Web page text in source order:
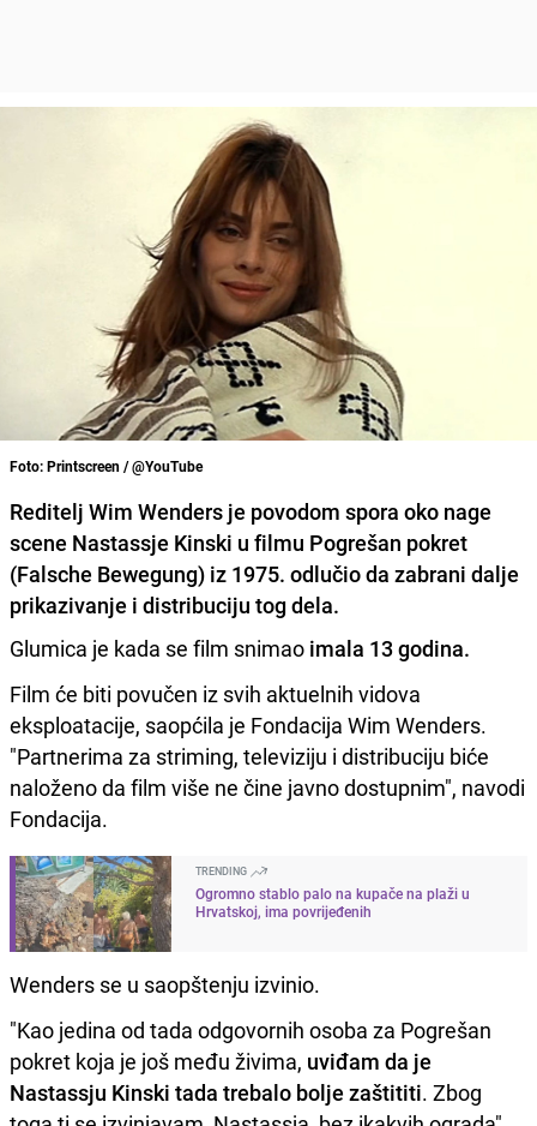
Foto: Printscreen / @YouTube
Reditelj Wim Wenders je povodom spora oko nage
scene Nastassje Kinski u filmu Pogrešan pokret
(Falsche Bewegung) iz 1975. odlučio da zabrani dalje
prikazivanje i distribuciju tog dela.
Glumica je kada se film snimao imala 13 godina.
Film će biti povučen iz svih aktuelnih vidova
eksploatacije, saopćila je Fondacija Wim Wenders.
"Partnerima za striming, televiziju i distribuciju biće
naloženo da film više ne čine javno dostupnim", navodi
Fondacija.
TRENDING
Ogromno stablo palo na kupače na plaži u
Hrvatskoj, ima povrijeđenih
Wenders se u saopštenju izvinio.
"Kao jedina od tada odgovornih osoba za Pogrešan
pokret koja je još među živima, uviđam da je
Nastassju Kinski tada trebalo bolje zaštititi. Zbog